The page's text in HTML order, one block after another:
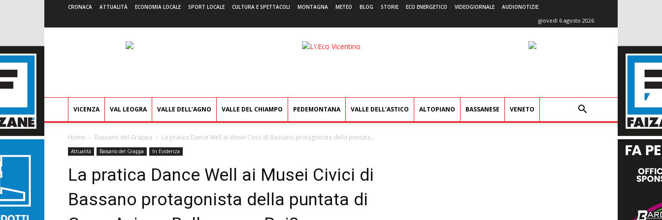
CRONACA ATTUALITÀ ECONOMIA LOCALE SPORT LOCALE CULTURA E SPETTACOLI MONTAGNA METEO BLOG STORIE ECO ENERGETICO VIDEOGIORNALE AUDIONOTIZIE
giovedì 6 agosto 2026
L'Eco
VICENZA VAL LEOGRA VALLE DELL’AGNO VALLE DEL CHIAMPO PEDEMONTANA VALLE DELL’ASTICO ALTOPIANO BASSANESE VENETO
Home Bassano del Grappa La pratica Dance Well ai Musei Civici di Bassano protagonista della puntata...
Attualità Bassano del Grappa In Evidenza
La pratica Dance Well ai Musei Civici di
Bassano protagonista della puntata di